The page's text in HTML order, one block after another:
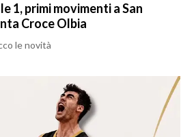
1, primi movimenti a San
Croce Olbia
le novità